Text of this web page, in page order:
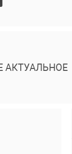
АКТУАЛЬНОЕ